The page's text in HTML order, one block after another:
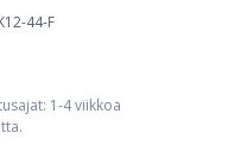
44-F
1-4 viikkoa